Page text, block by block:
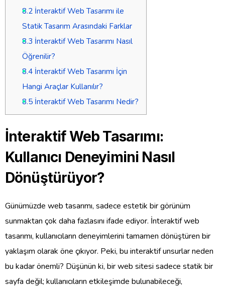
8.2İnteraktif Web Tasarımı ile
Statik Tasarım Arasındaki Farklar
8.3 İnteraktif Web Tasarımı Nasıl
Öğrenilir?
8.4İnteraktif Web Tasarımı İçin
Hangi Araçlar Kullanılır?
8.5İnteraktif Web Tasarımı Nedir?
İnteraktif Web Tasarımı:
Kullanıcı Deneyimini Nasıl
Dönüştürüyor?
Günümüzde web tasarımı, sadece estetik bir görünüm
sunmaktan çok daha fazlasını ifade ediyor. İnteraktif web
tasarımı, kullanıcıların deneyimlerini tamamen dönüştüren bir
yaklaşım olarak öne çıkıyor. Peki, bu interaktif unsurlar neden
bu kadar önemli? Düşünün ki, bir web sitesi sadece statik bir
sayfa değil; kullanıcıların etkileşimde bulunabileceği,